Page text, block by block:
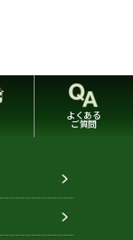
よくある
ご質問